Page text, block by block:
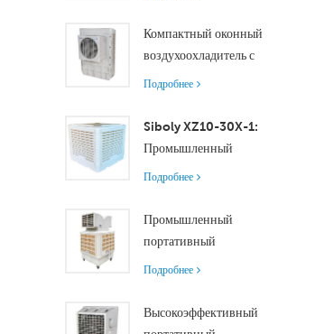
8000 м³/ч с
Компактный оконный
воздухоохладитель с
осевым двигателем
эффективное
охлаждение помещений
размера.
Подробнее
Siboly XZ10-30X-1:
Промышленный
испарительный
производительностью
30000 м³/ч
Подробнее
Промышленный
портативный
воздухоохладитель
18000 м³/ч с
дистанционным
Подробнее
Высокоэффективный